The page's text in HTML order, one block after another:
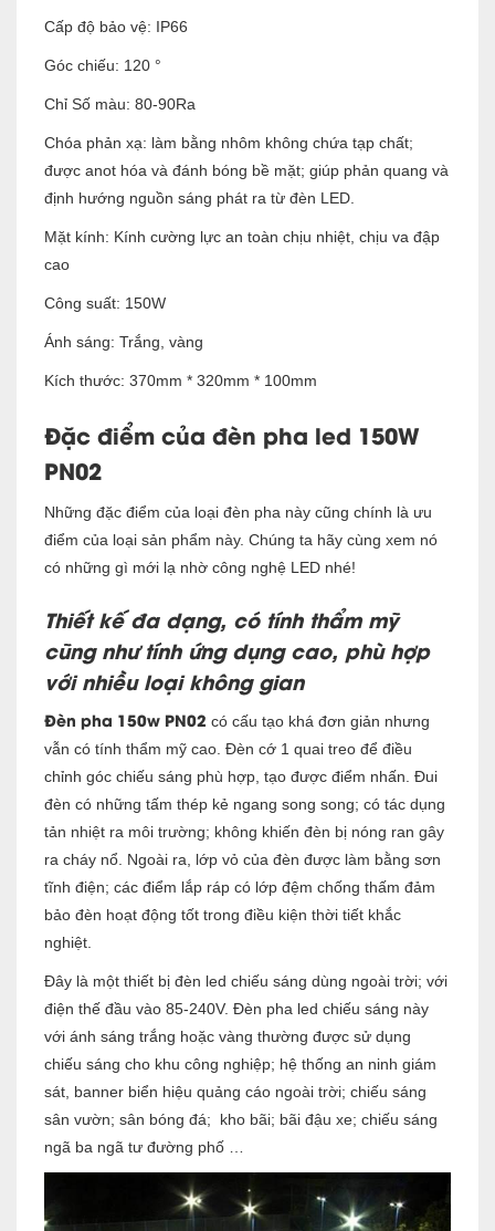
Cấp độ bảo vệ: IP66
Góc chiếu: 120 °
Chỉ Số màu: 80-90Ra
Chóa phản xạ: làm bằng nhôm không chứa tạp chất;
được anot hóa và đánh bóng bề mặt; giúp phản quang và
định hướng nguồn sáng phát ra từ đèn LED.
Mặt kính: Kính cường lực an toàn chịu nhiệt, chịu va đập
cao
Công suất: 150W
Ánh sáng: Trắng, vàng
Kích thước: 370mm * 320mm * 100mm
Đặc điểm của đèn pha led 150W
PN02
Những đặc điểm của loại đèn pha này cũng chính là ưu
điểm của loại sản phẩm này. Chúng ta hãy cùng xem nó
có những gì mới lạ nhờ công nghệ LED nhé!
Thiết kế đa dạng, có tính thẩm mỹ
cũng như tính ứng dụng cao, phù hợp
với nhiều loại không gian
Đèn pha 150w PN02 có cấu tạo khá đơn giản nhưng
vẫn có tính thẩm mỹ cao. Đèn cớ 1 quai treo để điều
chỉnh góc chiếu sáng phù hợp, tạo được điểm nhấn. Đui
đèn có những tấm thép kẻ ngang song song; có tác dụng
tản nhiệt ra môi trường; không khiến đèn bị nóng ran gây
ra cháy nổ. Ngoài ra, lớp vỏ của đèn được làm bằng sơn
tĩnh điện; các điểm lắp ráp có lớp đệm chống thấm đảm
bảo đèn hoạt động tốt trong điều kiện thời tiết khắc
nghiệt.
Đây là một thiết bị đèn led chiếu sáng dùng ngoài trời; với
điện thế đầu vào 85-240V. Đèn pha led chiếu sáng này
với ánh sáng trắng hoặc vàng thường được sử dụng
chiếu sáng cho khu công nghiệp; hệ thống an ninh giám
sát, banner biển hiệu quảng cáo ngoài trời; chiếu sáng
sân vườn; sân bóng đá; kho bãi; bãi đậu xe; chiếu sáng
ngã ba ngã tư đường phố …